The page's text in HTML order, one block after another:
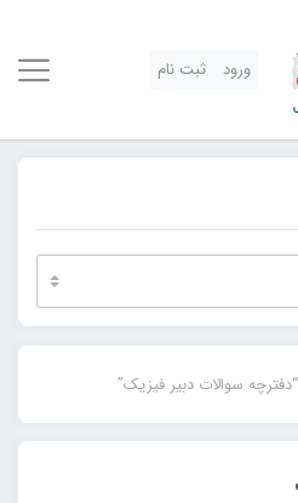
ورود ثبت نام
سوالات دبیر فیزیک”